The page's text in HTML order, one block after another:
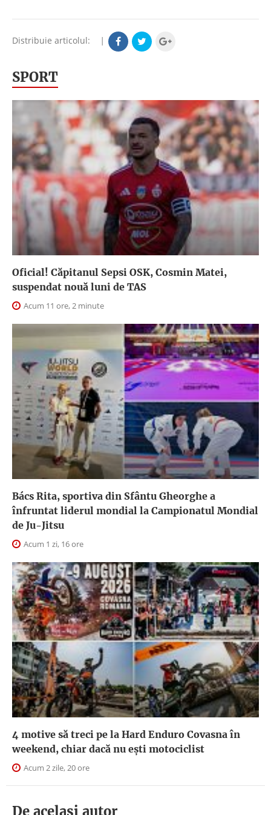
Distribuie articolul: |
SPORT
Oficial! Căpitanul Sepsi OSK, Cosmin Matei,
suspendat nouă luni de TAS
Acum 11 ore, 2 minute
Bács Rita, sportiva din Sfântu Gheorghe a
înfruntat liderul mondial la Campionatul Mondial
de Ju-Jitsu
Acum 1 zi, 16 ore
4 motive să treci pe la Hard Enduro Covasna în
weekend, chiar dacă nu ești motociclist
Acum 2 zile, 20 ore
De acelasi autor